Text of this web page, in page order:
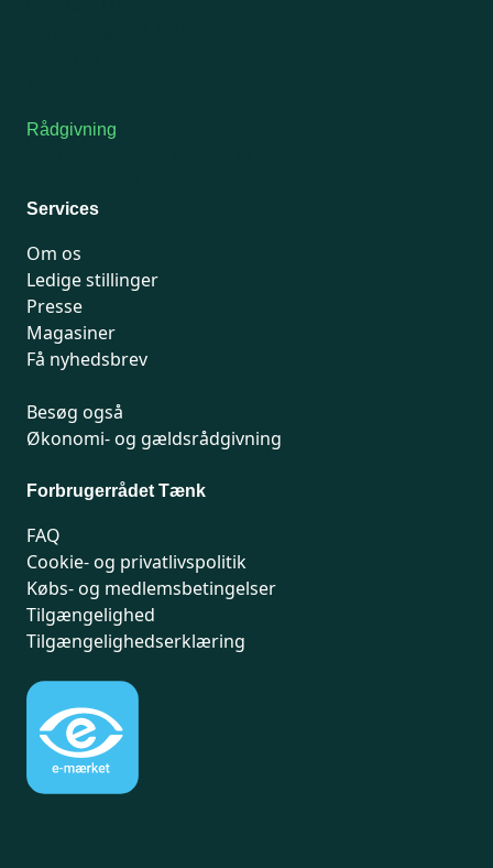
Rådgivning
Services
Om os
Ledige stillinger
Presse
Magasiner
Få nyhedsbrev
Besøg også
Økonomi- og gældsrådgivning
Forbrugerrådet Tænk
FAQ
Cookie- og privatlivspolitik
Købs- og medlemsbetingelser
Tilgængelighed
Tilgængelighedserklæring